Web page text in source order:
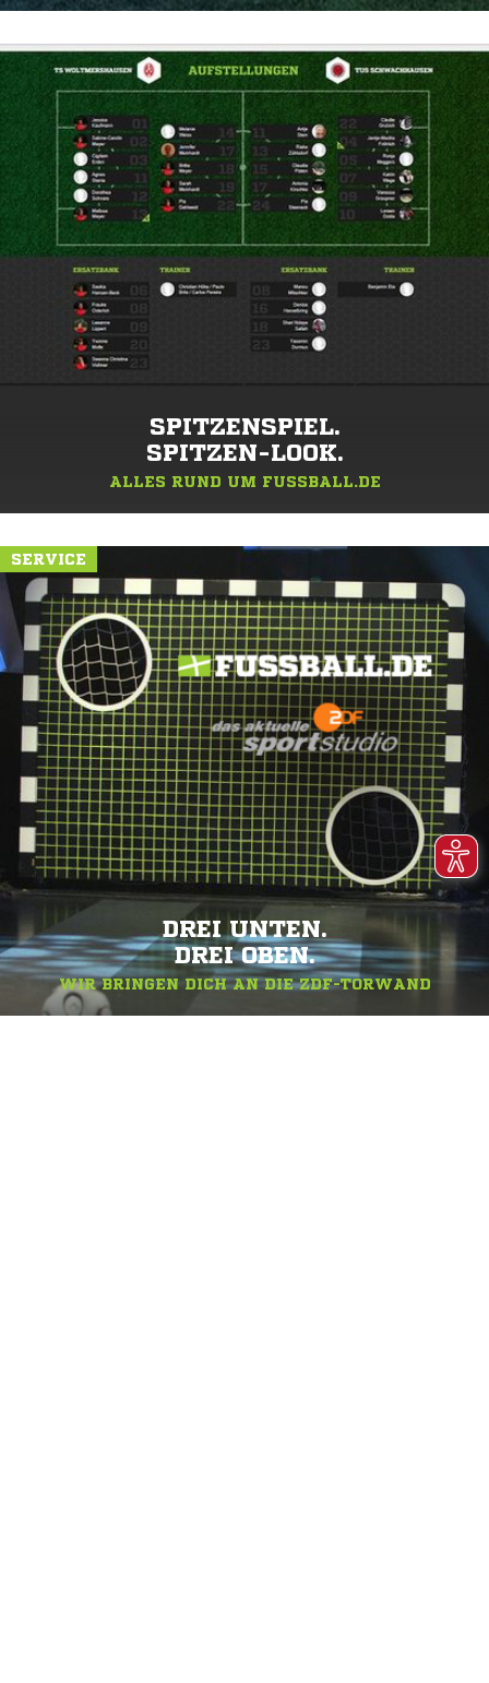
SPITZENSPIEL.
SPITZEN-LOOK.
ALLES RUND UM FUSSBALL.DE
SERVICE
DREI UNTEN.
DREI OBEN.
WIR BRINGEN DICH AN DIE ZDF-TORWAND